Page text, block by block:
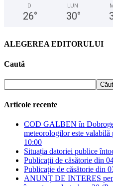
D
26°
LUN
30°
ALEGEREA EDITORULUI
Caută
Articole recente
COD GALBEN în
meteorologilor este valabilă
10:00
Situația datoriei publice
Publicații de căsătorie din
Publicație de căsătorie din
ANUNȚ DE INTERES